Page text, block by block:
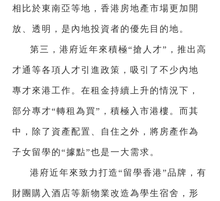
相比於東南亞等地，香港房地產市場更加開
放、透明，是內地投資者的優先目的地。
第三，港府近年來積極“搶人才”，推出高
才通等各項人才引進政策，吸引了不少內地
專才來港工作。在租金持續上升的情況下，
部分專才“轉租為買”，積極入市港樓。而其
中，除了資產配置、自住之外，將房產作為
子女留學的“據點”也是一大需求。
港府近年來致力打造“留學香港”品牌，有
財團購入酒店等新物業改造為學生宿舍，形